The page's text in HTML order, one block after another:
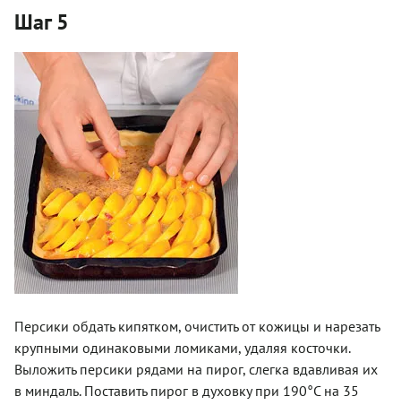
Шаг 5
Персики обдать кипятком, очистить от кожицы и нарезать
крупными одинаковыми ломиками, удаляя косточки.
Выложить персики рядами на пирог, слегка вдавливая их
в миндаль. Поставить пирог в духовку при 190°С на 35